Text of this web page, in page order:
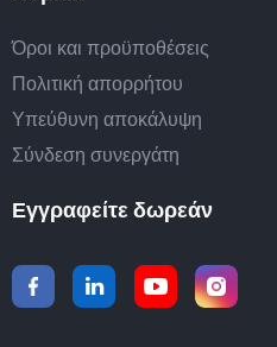
Όροι και προϋποθέσεις
Πολιτική απορρήτου
Υπεύθυνη αποκάλυψη
Σύνδεση συνεργάτη
Εγγραφείτε δωρεάν